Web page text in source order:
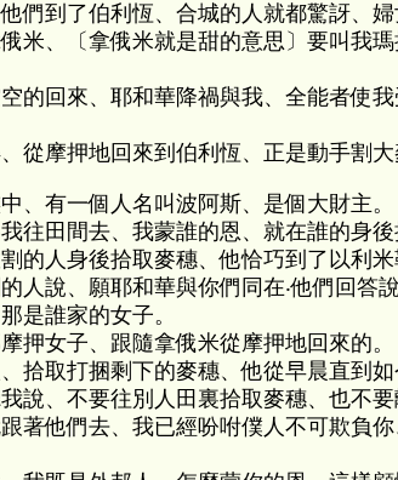
們到了伯利恆、合城的人就都驚訝、婦
米、〔拿俄米就是甜的意思〕要叫我
的回來、耶和華降禍與我、全能者使
從摩押地回來到伯利恆、正是動手割大
、有一個人名叫波阿斯、是個大財主。
往田間去、我蒙誰的恩、就在誰的身後
的人身後拾取麥穗、他恰巧到了以利米
人說、願耶和華與你們同在‧他們回答
是誰家的女子。
押女子、跟隨拿俄米從摩押地回來的。
拾取打捆剩下的麥穗、他從早晨直到
說、不要往別人田裏拾取麥穗、也不
著他們去、我已經吩咐僕人不可欺負